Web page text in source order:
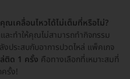
ณเคลื่อนไหวได้ไม่เต็มที่หรือไม่?
ะทำให้คุณไม่สามารถทำกิจกรรม
ประสบกับอาการปวดไหล่ แพ็คเกจ
ติด 1 ครั้ง คือทางเลือกที่เหมาะสมที่
รั้ง!